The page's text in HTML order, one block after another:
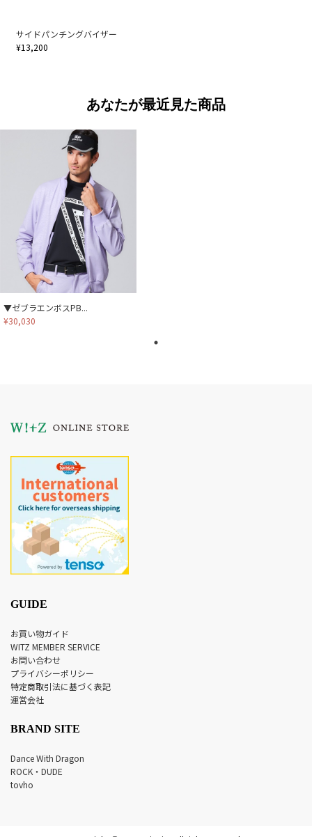
サイドパンチングバイザー
¥13,200
あなたが最近見た商品
▼ゼブラエンボスPB...
¥30,030
GUIDE
お買い物ガイド
WITZ MEMBER SERVICE
お問い合わせ
プライバシーポリシー
特定商取引法に基づく表記
運営会社
BRAND SITE
Dance With Dragon
ROCK・DUDE
tovho